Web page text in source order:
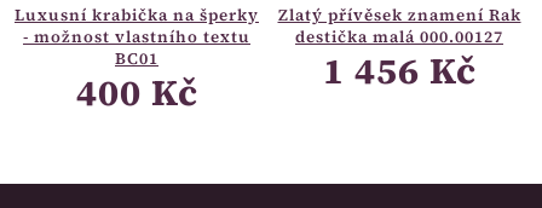
Luxusní krabička na šperky
- možnost vlastního textu
BC01
400 Kč
Zlatý přívěsek znamení Rak
destička malá 000.00127
1 456 Kč